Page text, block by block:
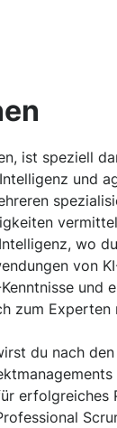
ist speziell
und
wo
von
und
zum Experten
du nach
erfolgreiches